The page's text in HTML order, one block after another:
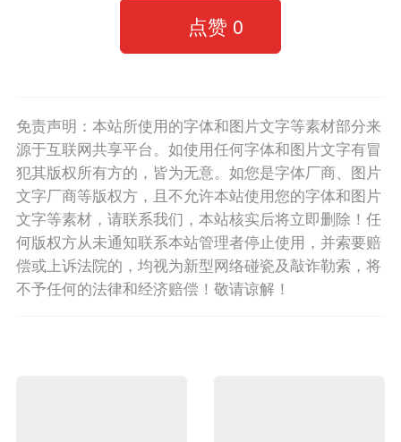
点赞 0
免责声明：本站所使用的字体和图片文字等素材部分来
源于互联网共享平台。如使用任何字体和图片文字有冒
犯其版权所有方的，皆为无意。如您是字体厂商、图片
文字厂商等版权方，且不允许本站使用您的字体和图片
文字等素材，请联系我们，本站核实后将立即删除！任
何版权方从未通知联系本站管理者停止使用，并索要赔
偿或上诉法院的，均视为新型网络碰瓷及敲诈勒索，将
不予任何的法律和经济赔偿！敬请谅解！